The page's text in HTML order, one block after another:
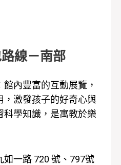
線－南部
館內豐富的互動展覽，
，激發孩子的好奇心與
學知識，是寓教於樂
一路 720 號、797號